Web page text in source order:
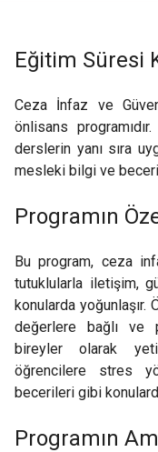
Eğitim Süresi
Ceza İnfaz ve
önlisans
derslerin yanı sıra
mesleki bilgi ve
Programın
Bu program, ceza
tutuklularla iletişim,
konularda yoğunlaşır.
değerlere bağlı ve
bireyler olarak
öğrencilere stres
becerileri gibi
Programın